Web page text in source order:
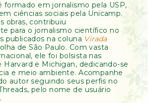
formado em jornalismo pela USP,
ciências sociais pela Unicamp.
obras, contribuiu
para o jornalismo científico no
publicados na coluna Virada
de São Paulo. Com vasta
ele foi bolsista nas
Harvard e Michigan, dedicando-se
e meio ambiente. Acompanhe
autor seguindo seus perfis no
pelo nome de usuário
.